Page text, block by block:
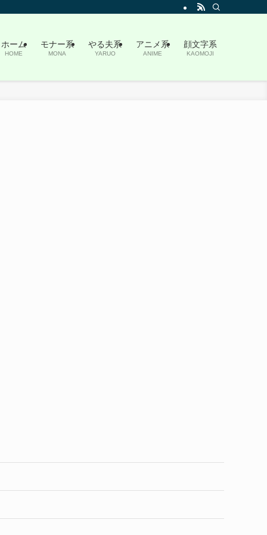
ホーム
HOME
モナー系
MONA
やる夫系
YARUO
アニメ系
ANIME
顔文字系
KAOMOJI